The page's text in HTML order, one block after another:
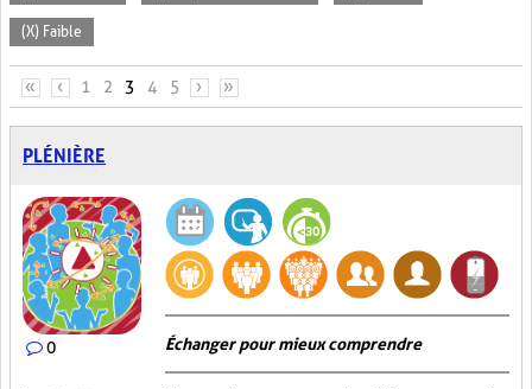
(X) Faible
PAGES
« ‹ 1 2 3 4 5 › »
PLÉNIÈRE
0 Échanger pour mieux comprendre